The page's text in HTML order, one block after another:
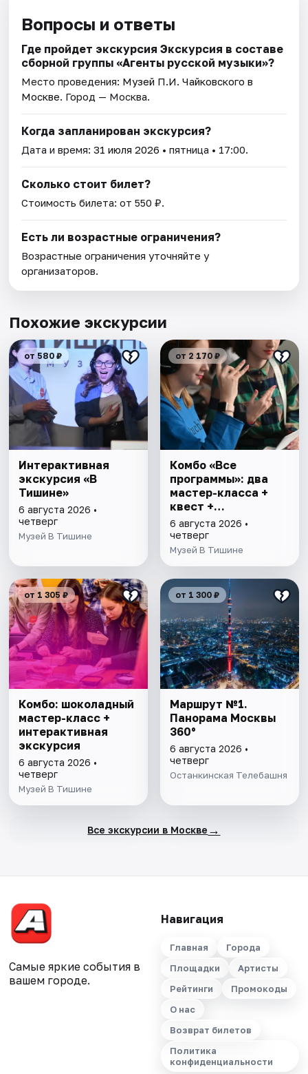
Вопросы и ответы
Где пройдет экскурсия Экскурсия в составе
сборной группы «Агенты русской музыки»?
Место проведения: Музей П.И. Чайковского в
Москве. Город — Москва.
Когда запланирован экскурсия?
Дата и время:31 июля 2026 • пятница • 17:00.
Сколько стоит билет?
Стоимость билета: от 550 ₽.
Есть ли возрастные ограничения?
Возрастные ограничения уточняйте у
организаторов.
Похожие экскурсии
от 580 ₽
Интерактивная
экскурсия «В
Тишине»
6 августа 2026 •
четверг
Музей В Тишине
от 2 170 ₽
Комбо «Все
программы»: два
мастер-класса +
квест +
интерактивная
экскурсия
6 августа 2026 •
четверг
Музей В Тишине
от 1 305 ₽
Комбо: шоколадный
мастер-класс +
интерактивная
экскурсия
6 августа 2026 •
четверг
Музей В Тишине
от 1 300 ₽
Маршрут №1.
Панорама Москвы
360°
6 августа 2026 •
четверг
Останкинская Телебашня
Все экскурсии в Москве →
Самые яркие события в
вашем городе.
Навигация
Главная
Города
Площадки
Артисты
Рейтинги
Промокоды
О нас
Возврат билетов
Политика
конфиденциальности